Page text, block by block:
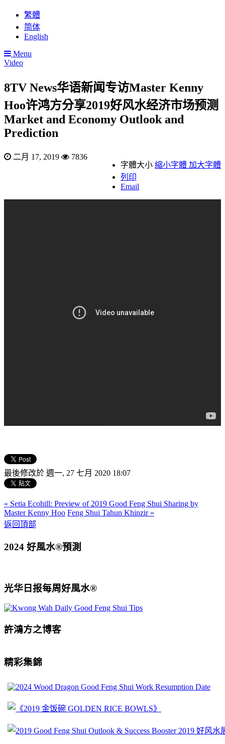
繁體
简体
English
Menu
Video
8TV News华语新闻专访Master Kenny
Hoo许鸿方分享2019好风水经济市场预测
Market and Economy Outlook and
Prediction
二月 17, 2019
7836
字體大小 縮小字體 加大字體
列印
Email
最後修改於 週一, 27 七月 2020 18:07
« Setia Ecohill: Preview of 2019 Good Feng Shui Sharing by
Master Kenny Hoo Feng Shui Tahun Khinzir »
返回頂部
2024 好風水®預測
光华日报每周好風水®
許鴻方之博客
精彩集錦